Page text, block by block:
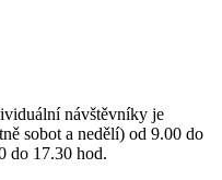
návštěvníky je
sobot a nedělí) od 9.00 do
do 17.30 hod.